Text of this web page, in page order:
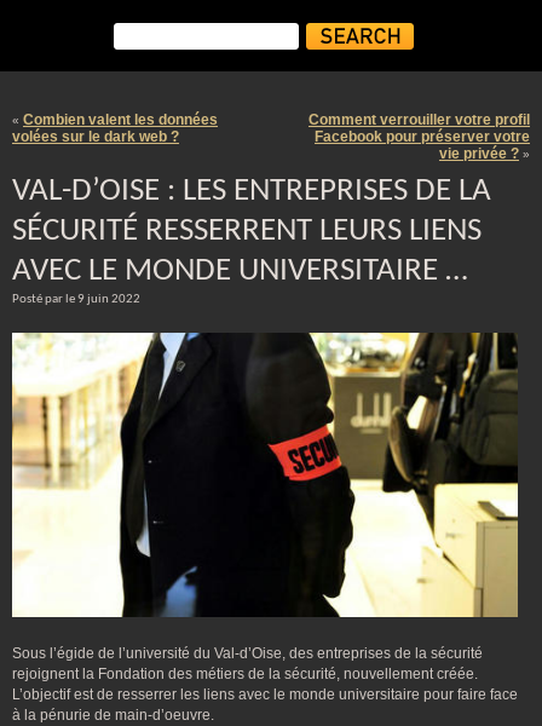
« Combien valent les données
volées sur le dark web ?
Comment verrouiller votre profil
Facebook pour préserver votre
vie privée ? »
VAL-D’OISE : LES ENTREPRISES DE LA
SÉCURITÉ RESSERRENT LEURS LIENS
AVEC LE MONDE UNIVERSITAIRE …
Posté par le 9 juin 2022
Sous l’égide de l’université du Val-d’Oise, des entreprises de la sécurité
rejoignent la Fondation des métiers de la sécurité, nouvellement créée.
L’objectif est de resserrer les liens avec le monde universitaire pour faire face
à la pénurie de main-d’oeuvre.